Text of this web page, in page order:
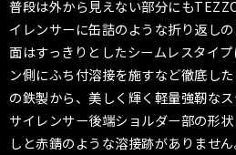
普段は外から見えない部分にも
イレンサーに缶詰のような折り返し
面はすっきりとしたシームレスタイ
ン側にふち付溶接を施すなど徹底した
の鉄製から、美しく輝く軽量強靭なス
サイレンサー後端ショルダー部の形
しと赤錆のような溶接跡がありません